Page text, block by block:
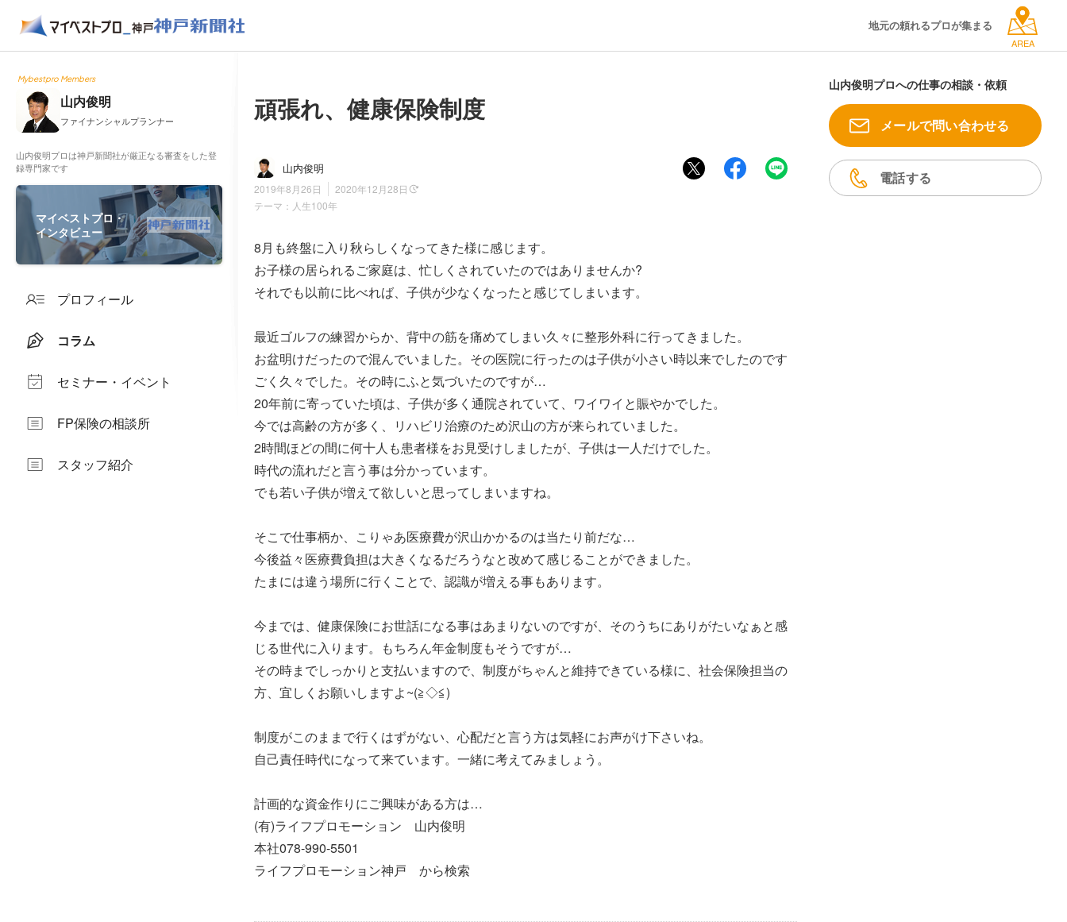
地元の頼れるプロが集まる
AREA
Mybestpro Members
山内俊明
ファイナンシャルプランナー
山内俊明プロは神戸新聞社が厳正なる審査をした登
録専門家です
マイベストプロ・
インタビュー
プロフィール
コラム
セミナー・イベント
FP保険の相談所
スタッフ紹介
頑張れ、健康保険制度
山内俊明
2019年8月26日
2020年12月28日
テーマ： 人生100年
8月も終盤に入り秋らしくなってきた様に感じます。
お子様の居られるご家庭は、忙しくされていたのではありませんか?
それでも以前に比べれば、子供が少なくなったと感じてしまいます。
最近ゴルフの練習からか、背中の筋を痛めてしまい久々に整形外科に行ってきました。
お盆明けだったので混んでいました。その医院に行ったのは子供が小さい時以来でしたのです
ごく久々でした。その時にふと気づいたのですが…
20年前に寄っていた頃は、子供が多く通院されていて、ワイワイと賑やかでした。
今では高齢の方が多く、リハビリ治療のため沢山の方が来られていました。
2時間ほどの間に何十人も患者様をお見受けしましたが、子供は一人だけでした。
時代の流れだと言う事は分かっています。
でも若い子供が増えて欲しいと思ってしまいますね。
そこで仕事柄か、こりゃあ医療費が沢山かかるのは当たり前だな…
今後益々医療費負担は大きくなるだろうなと改めて感じることができました。
たまには違う場所に行くことで、認識が増える事もあります。
今までは、健康保険にお世話になる事はあまりないのですが、そのうちにありがたいなぁと感
じる世代に入ります。もちろん年金制度もそうですが…
その時までしっかりと支払いますので、制度がちゃんと維持できている様に、社会保険担当の
方、宜しくお願いしますよ~(≧◇≦)
制度がこのままで行くはずがない、心配だと言う方は気軽にお声がけ下さいね。
自己責任時代になって来ています。一緒に考えてみましょう。
計画的な資金作りにご興味がある方は…
(有)ライフプロモーション 山内俊明
本社078-990-5501
ライフプロモーション神戸 から検索
山内俊明プロへの仕事の相談・依頼
メールで問い合わせる
電話する